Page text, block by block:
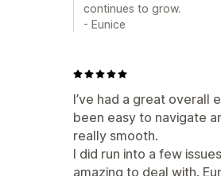
continues to grow.
- Eunice
I’ve had a great overall
been easy to navigate
really smooth.
I did run into a few
amazing to deal with.